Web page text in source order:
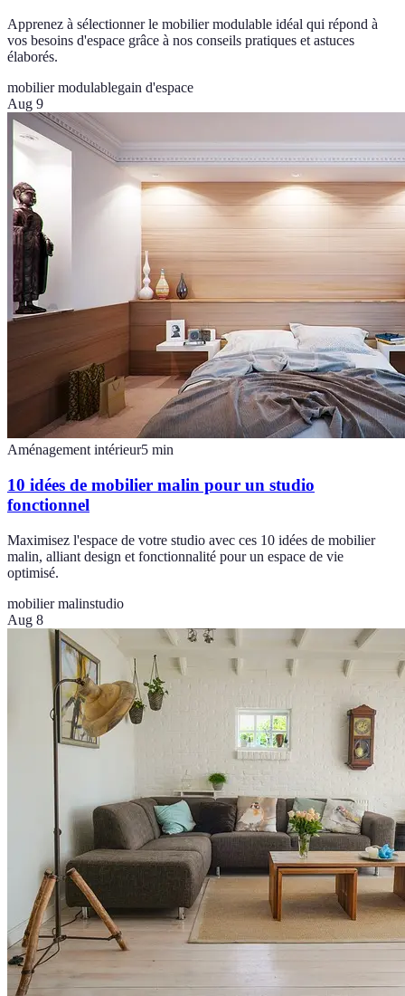
Apprenez à sélectionner le mobilier modulable idéal qui répond à
vos besoins d'espace grâce à nos conseils pratiques et astuces
élaborés.
mobilier modulablegain d'espace
Aug 9
Aménagement intérieur5 min
10 idées de mobilier malin pour un studio
fonctionnel
Maximisez l'espace de votre studio avec ces 10 idées de mobilier
malin, alliant design et fonctionnalité pour un espace de vie
optimisé.
mobilier malinstudio
Aug 8